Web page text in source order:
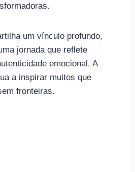
um vínculo profundo,
jornada que reflete
emocional. A
a inspirar muitos que
fronteiras.